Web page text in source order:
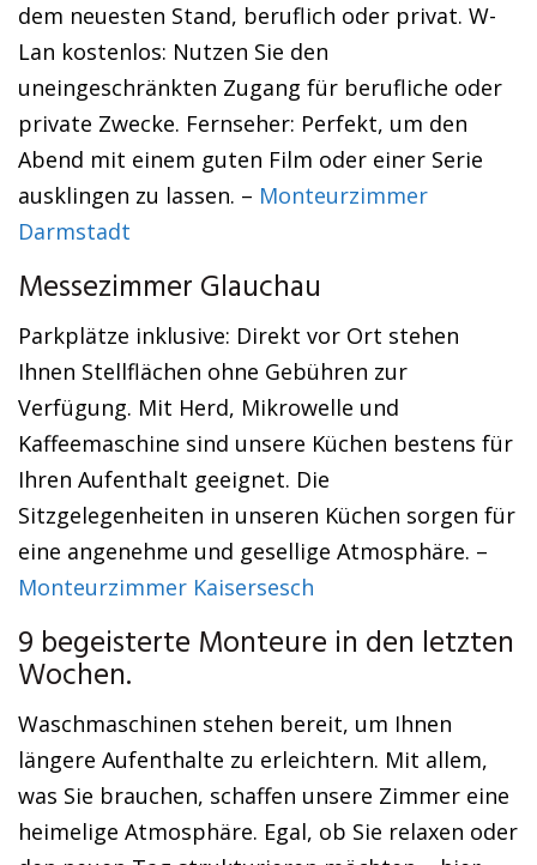
dem neuesten Stand, beruflich oder privat. W-
Lan kostenlos: Nutzen Sie den
uneingeschränkten Zugang für berufliche oder
private Zwecke. Fernseher: Perfekt, um den
Abend mit einem guten Film oder einer Serie
ausklingen zu lassen. – Monteurzimmer
Darmstadt
Messezimmer Glauchau
Parkplätze inklusive: Direkt vor Ort stehen
Ihnen Stellflächen ohne Gebühren zur
Verfügung. Mit Herd, Mikrowelle und
Kaffeemaschine sind unsere Küchen bestens für
Ihren Aufenthalt geeignet. Die
Sitzgelegenheiten in unseren Küchen sorgen für
eine angenehme und gesellige Atmosphäre. –
Monteurzimmer Kaisersesch
9 begeisterte Monteure in den letzten
Wochen.
Waschmaschinen stehen bereit, um Ihnen
längere Aufenthalte zu erleichtern. Mit allem,
was Sie brauchen, schaffen unsere Zimmer eine
heimelige Atmosphäre. Egal, ob Sie relaxen oder